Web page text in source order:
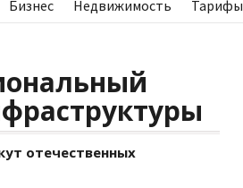
Бизнес Недвижимость Тарифы
отечественных